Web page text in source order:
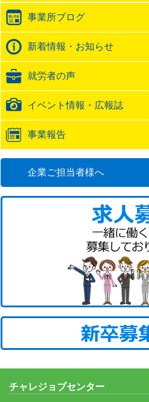
ッ
ク
バ
ッ
URL
事業所ブログ
新着情報・お知らせ
就労者の声
イベント情報・広報誌
事業報告
企業ご担当者様へ
チャレジョブセンター